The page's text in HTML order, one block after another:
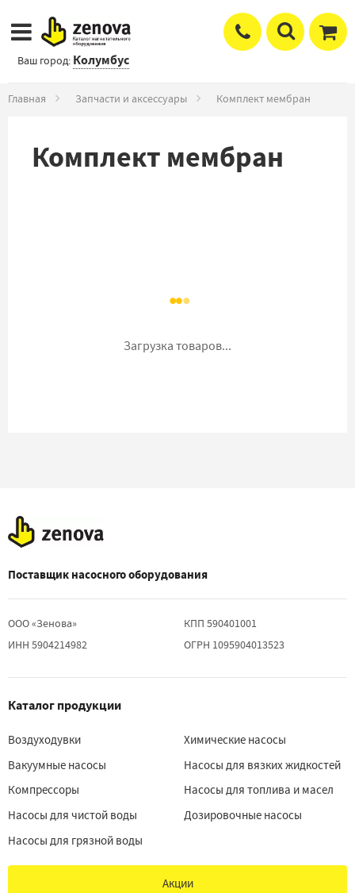
Ваш город: Колумбус
Главная Запчасти и аксессуары Комплект мембран
Комплект мембран
Загрузка товаров...
Поставщик насосного оборудования
ООО «Зенова»
ИНН 5904214982
КПП 590401001
ОГРН 1095904013523
Каталог продукции
Воздуходувки
Вакуумные насосы
Компрессоры
Насосы для чистой воды
Насосы для грязной воды
Химические насосы
Насосы для вязких жидкостей
Насосы для топлива и масел
Дозировочные насосы
Акции